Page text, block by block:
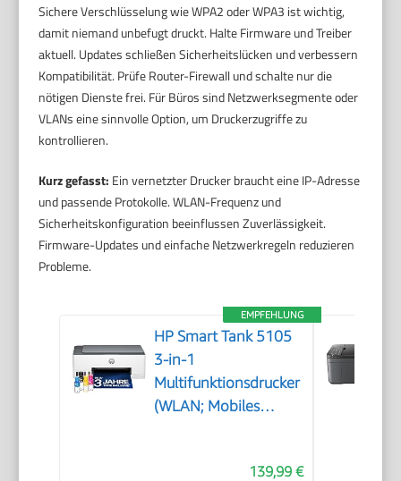
Sichere Verschlüsselung wie WPA2 oder WPA3 ist wichtig,
damit niemand unbefugt druckt. Halte Firmware und Treiber
aktuell. Updates schließen Sicherheitslücken und verbessern
Kompatibilität. Prüfe Router-Firewall und schalte nur die
nötigen Dienste frei. Für Büros sind Netzwerksegmente oder
VLANs eine sinnvolle Option, um Druckerzugriffe zu
kontrollieren.
Kurz gefasst: Ein vernetzter Drucker braucht eine IP-Adresse
und passende Protokolle. WLAN-Frequenz und
Sicherheitskonfiguration beeinflussen Zuverlässigkeit.
Firmware-Updates und einfache Netzwerkregeln reduzieren
Probleme.
EMPFEHLUNG
HP Smart Tank 5105
3-in-1
Multifunktionsdrucker
(WLAN; Mobiles
Jahre Garantie,139,99 €